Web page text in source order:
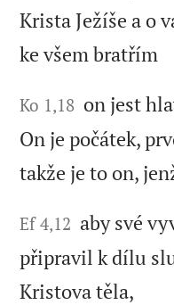
Krista Ježíše a o
ke všem bratřím
Ko 1,18 on jest
On je počátek,
takže je to on,
Ef 4,12 aby své
připravil k dílu
Kristova těla,